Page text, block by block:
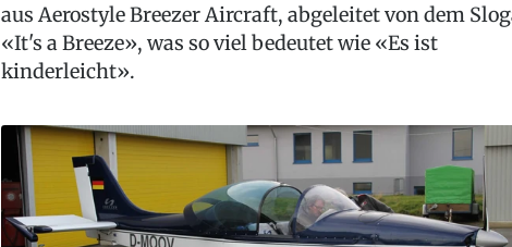
aus Aerostyle Breezer Aircraft, abgeleitet von dem
«It's a Breeze», was so viel bedeutet wie «Es ist
kinderleicht».